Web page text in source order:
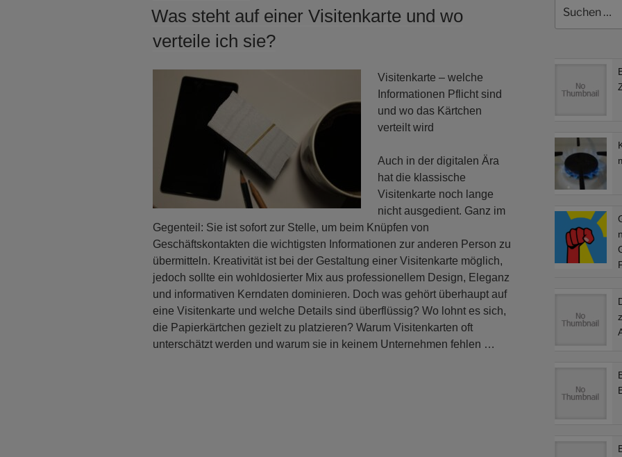
Was steht auf einer Visitenkarte und wo
verteile ich sie?
Visitenkarte – welche
Informationen Pflicht sind
und wo das Kärtchen
verteilt wird
Auch in der digitalen Ära
hat die klassische
Visitenkarte noch lange
nicht ausgedient. Ganz im
Gegenteil: Sie ist sofort zur Stelle, um beim Knüpfen von
Geschäftskontakten die wichtigsten Informationen zur anderen Person zu
übermitteln. Kreativität ist bei der Gestaltung einer Visitenkarte möglich,
jedoch sollte ein wohldosierter Mix aus professionellem Design, Eleganz
und informativen Kerndaten dominieren. Doch was gehört überhaupt auf
eine Visitenkarte und welche Details sind überflüssig? Wo lohnt es sich,
die Papierkärtchen gezielt zu platzieren? Warum Visitenkarten oft
unterschätzt werden und warum sie in keinem Unternehmen fehlen …
nach: